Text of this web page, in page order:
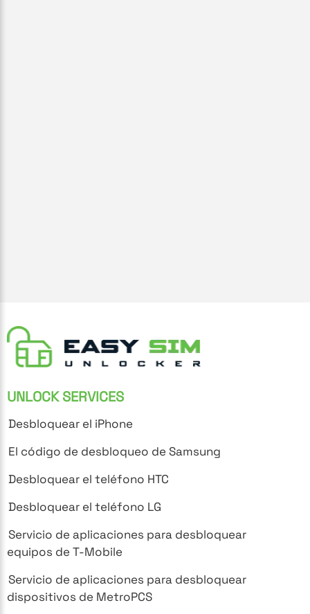
UNLOCK SERVICES
Desbloquear el iPhone
El código de desbloqueo de Samsung
Desbloquear el teléfono HTC
Desbloquear el teléfono LG
Servicio de aplicaciones para desbloquear
equipos de T-Mobile
Servicio de aplicaciones para desbloquear
dispositivos de MetroPCS